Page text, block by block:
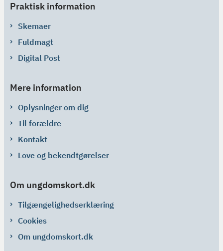
Praktisk information
Skemaer
Fuldmagt
Digital Post
Mere information
Oplysninger om dig
Til forældre
Kontakt
Love og bekendtgørelser
Om ungdomskort.dk
Tilgængelighedserklæring
Cookies
Om ungdomskort.dk